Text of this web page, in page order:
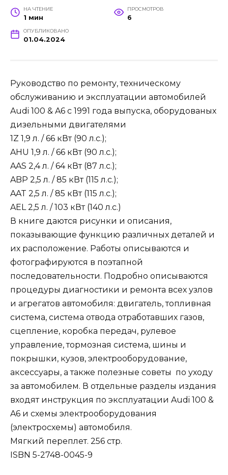
НА ЧТЕНИЕ
1 мин
ПРОСМОТРОВ
6
ОПУБЛИКОВАНО
01.04.2024
Руководство по ремонту, техническому
обслуживанию и эксплуатации автомобилей
Audi 100 & A6 с 1991 года выпуска, оборудованых
дизельными двигателями
1Z 1,9 л. / 66 кВт (90 л.с.);
AHU 1,9 л. / 66 кВт (90 л.с.);
AAS 2,4 л. / 64 кВт (87 л.с.);
ABP 2,5 л. / 85 кВт (115 л.с.);
AAT 2,5 л. / 85 кВт (115 л.с.);
AEL 2,5 л. / 103 кВт (140 л.с.)
В книге даются рисунки и описания,
показывающие функцию различных деталей и
их расположение. Работы описываются и
фотографируются в поэтапной
последовательности. Подробно описываются
процедуры диагностики и ремонта всех узлов
и агрегатов автомобиля: двигатель, топливная
система, система отвода отработавших газов,
сцепление, коробка передач, рулевое
управление, тормозная система, шины и
покрышки, кузов, электрооборудование,
аксессуары, а также полезные советы по уходу
за автомобилем. В отдельные разделы издания
входят инструкция по эксплуатации Audi 100 &
A6 и схемы электрооборудования
(электросхемы) автомобиля.
Мягкий переплет. 256 стр.
ISBN 5-2748-0045-9